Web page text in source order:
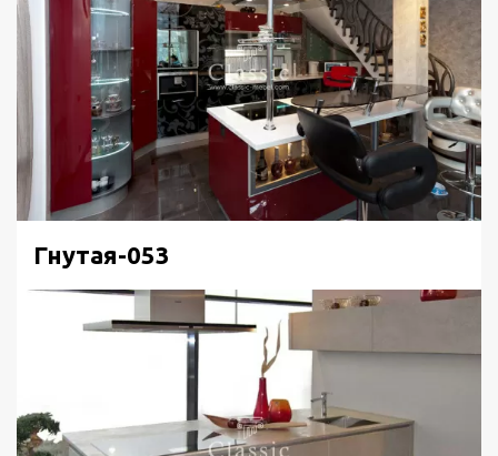
Гнутая-053